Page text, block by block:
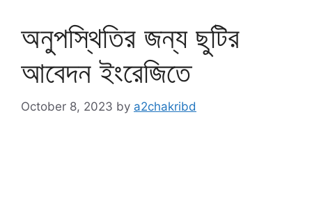
অনুপস্থিতির জন্য ছুটির
আবেদন ইংরেজিতে
October 8, 2023 by a2chakribd